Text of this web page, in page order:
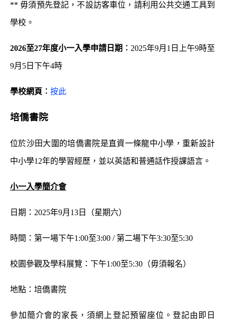
** 毋須預先登記，不設訪客車位，請利用公共交通工具到
學校。
2026至27年度小一入學申請日期︰ 2025年9月1日上午9時至
9月5日下午4時
學校網頁︰ 按此
培僑書院
位於沙田大圍的培僑書院是直資一條龍中小學，重新設計
中小學12年的學習經歷，並以英語和普通話作授課語言。
小一入學簡介會
日期：2025年9月13日（星期六）
時間：第一場下午1:00至3:00 / 第二場下午3:30至5:30
校園參觀及學科展覽：下午1:00至5:30（毋須報名）
地點：培僑書院
參加簡介會的家長，須網上登記預留座位。登記由即日